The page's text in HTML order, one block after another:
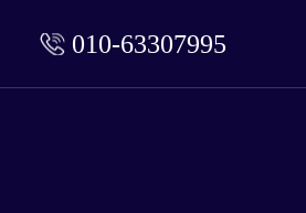
010-63307995